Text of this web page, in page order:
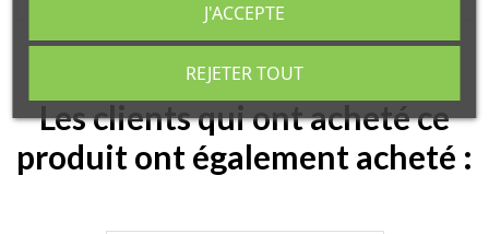
Les clients qui ont acheté ce
produit ont également acheté :
REJETER TOUT
J'ACCEPTE